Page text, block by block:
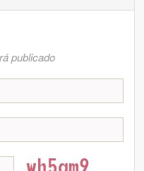
publicado